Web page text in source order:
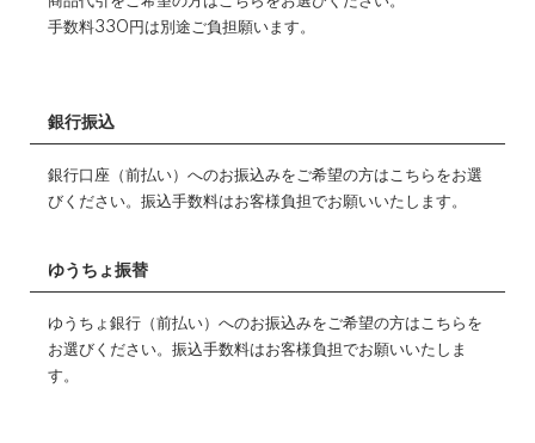
手数料330円は別途ご負担願います。
銀行振込
銀行口座（前払い）へのお振込みをご希望の方はこちらをお選
びください。振込手数料はお客様負担でお願いいたします。
ゆうちょ振替
ゆうちょ銀行（前払い）へのお振込みをご希望の方はこちらを
お選びください。振込手数料はお客様負担でお願いいたしま
す。